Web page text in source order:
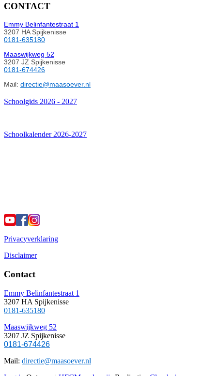
CONTACT
Emmy Belinfantestraat 1
3207 HA Spijkenisse
0181-635180
Maaswijkweg 52
3207 JZ Spijkenisse
0181-674426
Mail: directie@maasoever.nl
Schoolgids 2026 - 2027
Schoolkalender 2026-2027
Privacyverklaring
Disclaimer
Contact
Emmy Belinfantestraat 1
3207 HA Spijkenisse
0181-635180
Maaswijkweg 52
3207 JZ Spijkenisse
0181-674426
Mail: directie@maasoever.nl